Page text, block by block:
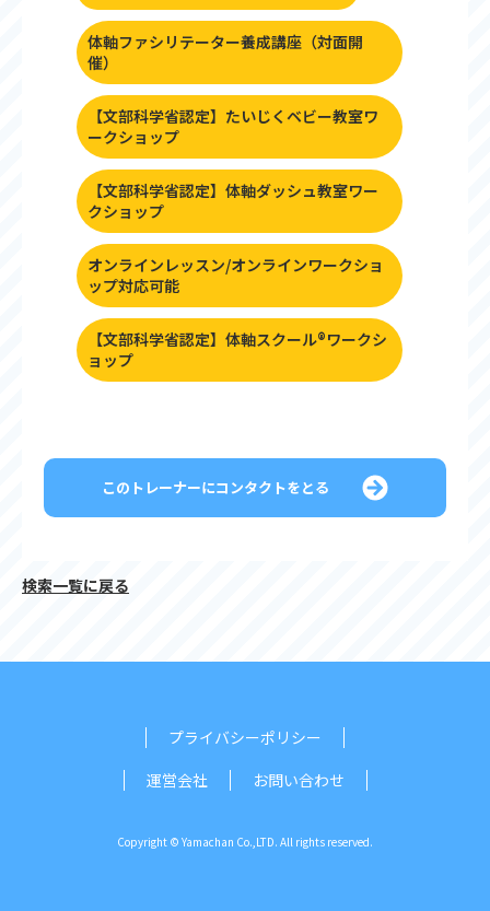
体軸ファシリテーター養成講座（対面開
催）
【文部科学省認定】たいじくベビー教室ワ
ークショップ
【文部科学省認定】体軸ダッシュ教室ワー
クショップ
オンラインレッスン/オンラインワークショ
ップ対応可能
【文部科学省認定】体軸スクール®︎ワークシ
ョップ
このトレーナーにコンタクトをとる
検索一覧に戻る
プライバシーポリシー
運営会社
お問い合わせ
Copyright © Yamachan Co.,LTD. All rights reserved.